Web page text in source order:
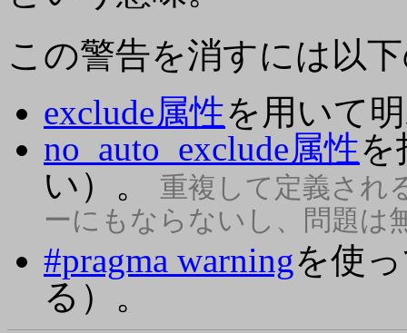
この警告を消すには以
exclude属性を用いて
no_auto_exclude属性を
い）。
重複して定義され
ーにもならないし、問題は
#pragma warningを使
る）。